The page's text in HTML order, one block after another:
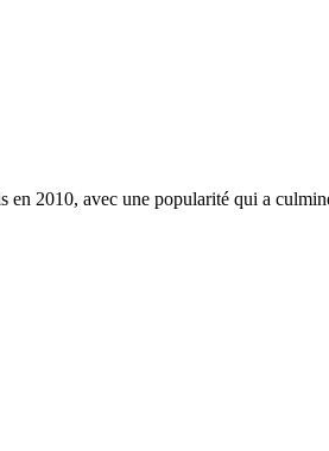
2010, avec une popularité qui a